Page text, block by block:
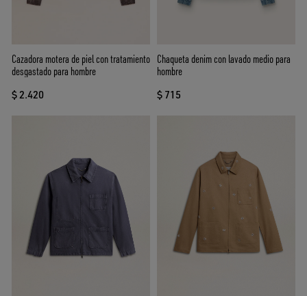
Cazadora motera de piel con tratamiento
desgastado para hombre
$ 2.420
Chaqueta denim con lavado medio para
hombre
$ 715